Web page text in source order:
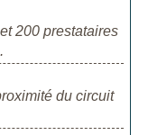
200 prestataires
du circuit